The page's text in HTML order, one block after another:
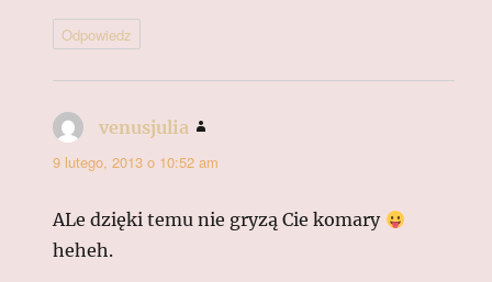
Odpowiedz
venusjulia
9 lutego, 2013 o 10:52 am
ALe dzięki temu nie gryzą Cie komary
heheh.